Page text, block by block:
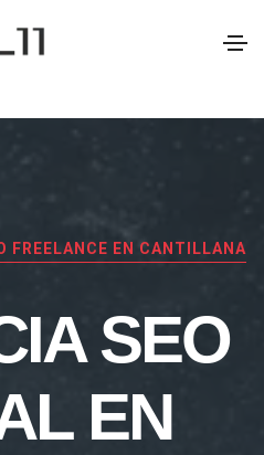
EN CANTILLANA
SEO
EN